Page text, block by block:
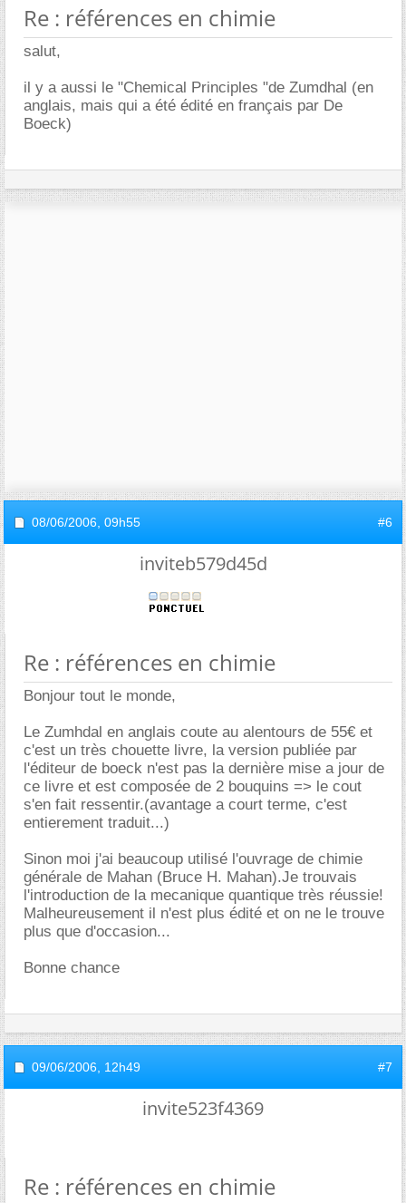
Re : références en chimie
salut,
il y a aussi le "Chemical Principles "de Zumdhal (en
anglais, mais qui a été édité en français par De
Boeck)
08/06/2006, 09h55 #6
inviteb579d45d
Re : références en chimie
Bonjour tout le monde,
Le Zumhdal en anglais coute au alentours de 55€ et
c'est un très chouette livre, la version publiée par
l'éditeur de boeck n'est pas la dernière mise a jour de
ce livre et est composée de 2 bouquins => le cout
s'en fait ressentir.(avantage a court terme, c'est
entierement traduit...)
Sinon moi j'ai beaucoup utilisé l'ouvrage de chimie
générale de Mahan (Bruce H. Mahan).Je trouvais
l'introduction de la mecanique quantique très réussie!
Malheureusement il n'est plus édité et on ne le trouve
plus que d'occasion...
Bonne chance
09/06/2006, 12h49 #7
invite523f4369
Re : références en chimie